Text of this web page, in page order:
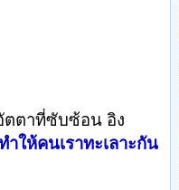
ตตาที่ซับซ้อน อิง
ให้คนเราทะเลาะกัน